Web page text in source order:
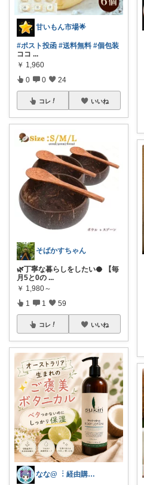
甘いもん市場🌟
#ポスト投函 #送料無料 #個包装
ココ ...
￥ 1,960
0 0 24
コレ いいね
そばかすちゃん
🌿丁寧な暮らしをしたい🥥 【毎
月5と0の ...
￥ 1,980～
1 1 59
コレ いいね
なな@ ︙経由購入ありがとうございます✨